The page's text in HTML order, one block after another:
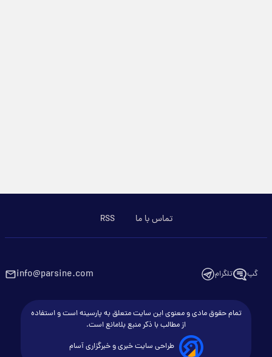
تماس با ما RSS
گپ تلگرام info@parsine.com
تمام حقوق مادی و معنوی این سایت متعلق به پارسینه است و استفاده
از مطالب با ذکر منبع بلامانع است.
طراحی سایت خبری و خبرگزاری آسام